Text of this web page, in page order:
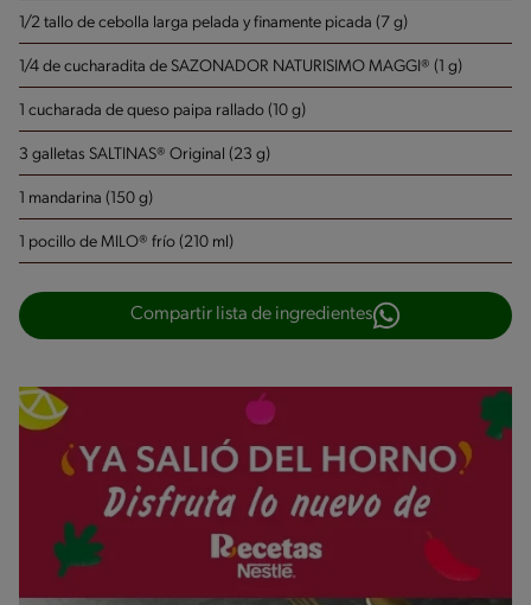
1/2 tallo de cebolla larga pelada y finamente picada (7 g)
1/4 de cucharadita de SAZONADOR NATURISIMO MAGGI® (1 g)
1 cucharada de queso paipa rallado (10 g)
3 galletas SALTINAS® Original (23 g)
1 mandarina (150 g)
1 pocillo de MILO® frío (210 ml)
Compartir lista de ingredientes